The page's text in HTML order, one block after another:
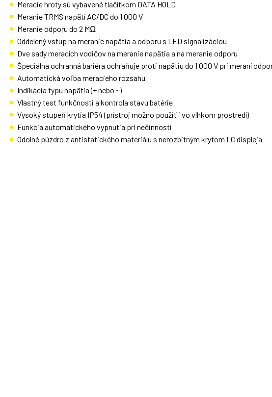
Meracie hroty sú vybavené tlačítkom DATA HOLD
Meranie TRMS napätí AC/DC do 1 000 V
Meranie odporu do 2 MΩ
Oddelený vstup na meranie napätia a odporu s LED signalizáciou
Dve sady meracích vodičov na meranie napätia a na meranie odporu
Špeciálna ochranná bariéra ochraňuje proti napätiu do 1 000 V pri meraní
Automatická voľba meracieho rozsahu
Indikácia typu napätia (± nebo ~)
Vlastný test funkčnosti a kontrola stavu batérie
Vysoký stupeň krytia IP54 (prístroj možno použiť i vo vlhkom prostredí)
Funkcia automatického vypnutia pri nečinnosti
Odolné púzdro z antistatického materiálu s nerozbitným krytom LC displeja